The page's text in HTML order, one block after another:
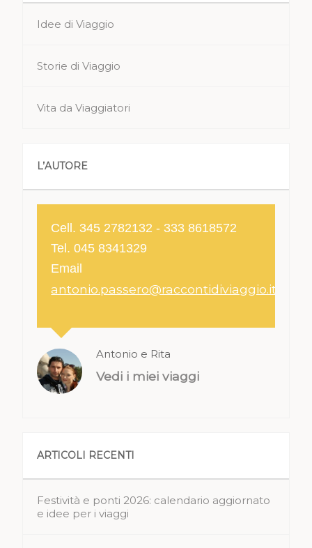
Idee di Viaggio
Storie di Viaggio
Vita da Viaggiatori
L’AUTORE
Cell. 345 2782132 - 333 8618572
Tel. 045 8341329
Email
antonio.passero@raccontidiviaggio.it
Antonio e Rita
Vedi i miei viaggi
ARTICOLI RECENTI
Festività e ponti 2026: calendario aggiornato
e idee per i viaggi